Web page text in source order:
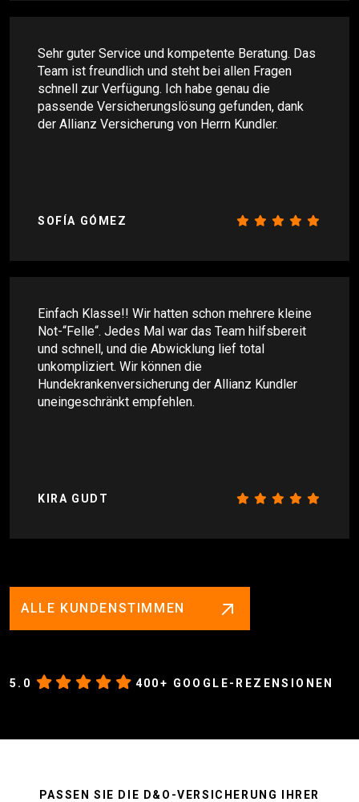
Sehr guter Service und kompetente Beratung. Das
Team ist freundlich und steht bei allen Fragen
schnell zur Verfügung. Ich habe genau die
passende Versicherungslösung gefunden, dank
der Allianz Versicherung von Herrn Kundler.
SOFÍA GÓMEZ
Einfach Klasse!! Wir hatten schon mehrere kleine
Not-“Felle“. Jedes Mal war das Team hilfsbereit
und schnell, und die Abwicklung lief total
unkompliziert. Wir können die
Hundekrankenversicherung der Allianz Kundler
uneingeschränkt empfehlen.
KIRA GUDT
ALLE KUNDENSTIMMEN
5.0 400+ GOOGLE-REZENSIONEN
PASSEN SIE DIE D&O-VERSICHERUNG IHRER